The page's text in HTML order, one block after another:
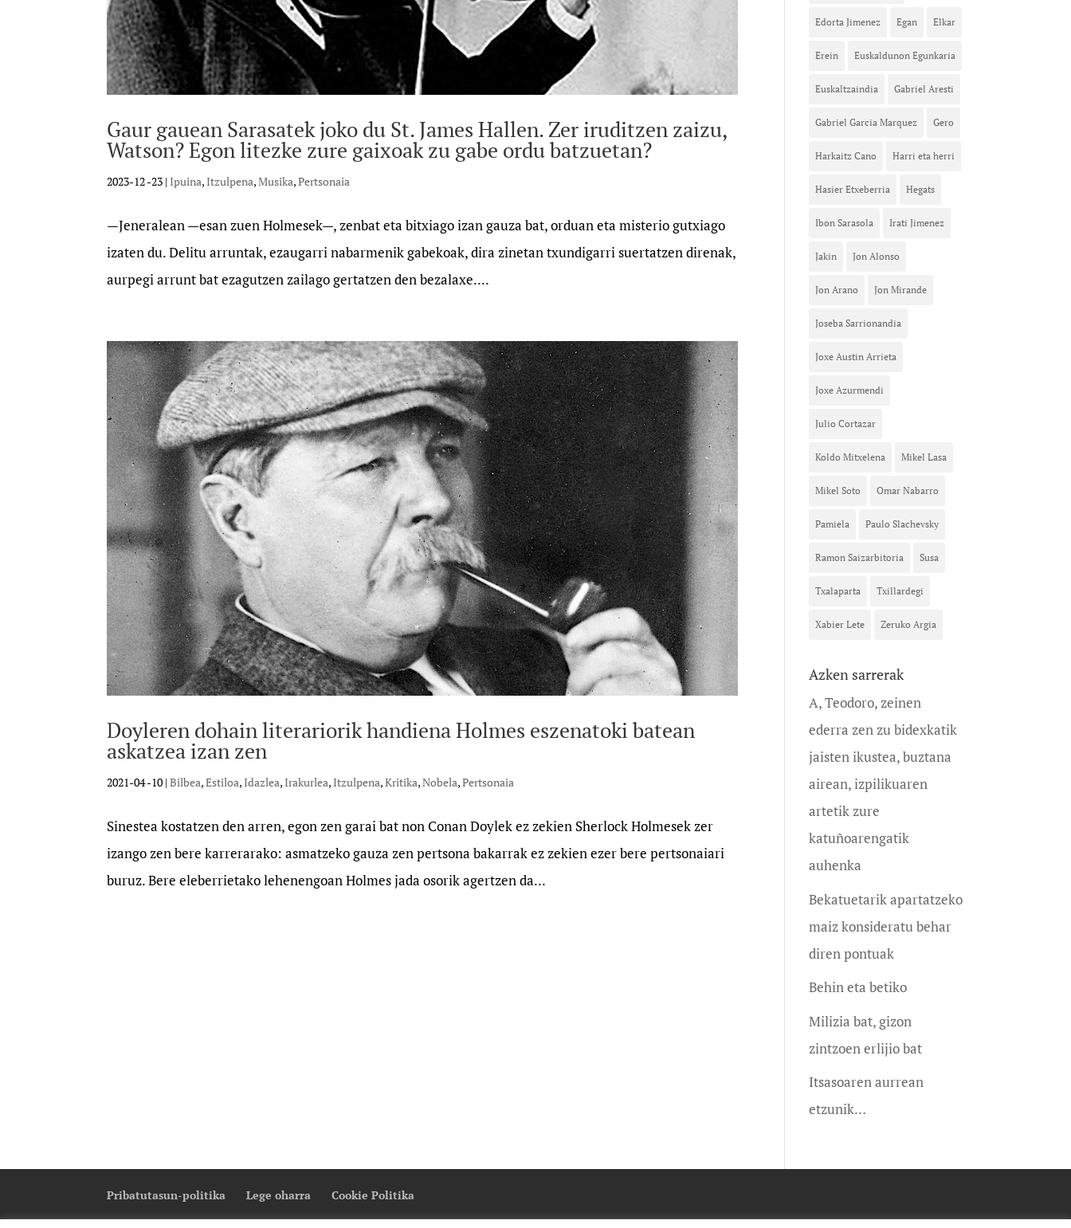
Gaur gauean Sarasatek joko du St. James Hallen. Zer iruditzen zaizu,
Watson? Egon litezke zure gaixoak zu gabe ordu batzuetan?
2023-12 -23 |Ipuina,Itzulpena,Musika,Pertsonaia
—Jeneralean —esan zuen Holmesek—, zenbat eta bitxiago izan gauza bat, orduan eta misterio gutxiago
izaten du. Delitu arruntak, ezaugarri nabarmenik gabekoak, dira zinetan txundigarri suertatzen direnak,
aurpegi arrunt bat ezagutzen zailago gertatzen den bezalaxe....
Doyleren dohain literariorik handiena Holmes eszenatoki batean
askatzea izan zen
2021-04 -10 |Bilbea,Estiloa,Idazlea,Irakurlea,Itzulpena,Kritika,Nobela,Pertsonaia
Sinestea kostatzen den arren, egon zen garai bat non Conan Doylek ez zekien Sherlock Holmesek zer
izango zen bere karrerarako: asmatzeko gauza zen pertsona bakarrak ez zekien ezer bere pertsonaiari
buruz. Bere eleberrietako lehenengoan Holmes jada osorik agertzen da...
Edorta Jimenez Egan Elkar
Erein Euskaldunon Egunkaria
Euskaltzaindia Gabriel Aresti
Gabriel Garcia Marquez Gero
Harkaitz Cano Harri eta herri
Hasier Etxeberria Hegats
Ibon Sarasola Irati Jimenez
Jakin Jon Alonso
Jon Arano Jon Mirande
Joseba Sarrionandia
Joxe Austin Arrieta
Joxe Azurmendi
Julio Cortazar
Koldo Mitxelena Mikel Lasa
Mikel Soto Omar Nabarro
Pamiela Paulo Slachevsky
Ramon Saizarbitoria Susa
Txalaparta Txillardegi
Xabier Lete Zeruko Argia
Azken sarrerak
A, Teodoro, zeinen
ederra zen zu bidexkatik
jaisten ikustea, buztana
airean, izpilikuaren
artetik zure
katuñoarengatik
auhenka
Bekatuetarik apartatzeko
maiz konsideratu behar
diren pontuak
Behin eta betiko
Milizia bat, gizon
zintzoen erlijio bat
Itsasoaren aurrean
etzunik…
Pribatutasun-politika Lege oharra Cookie Politika